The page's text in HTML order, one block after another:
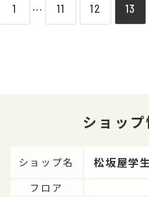
1 ⋯ 11 12 13
ショッ
ショップ名 松坂屋学
フロア